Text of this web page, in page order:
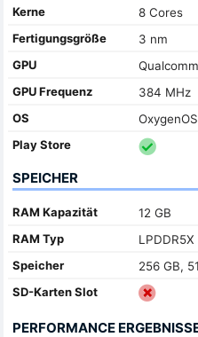
Kerne
8 Cores
Fertigungsgröße
3 nm
GPU
GPU Frequenz
384 MHz
OS
Play Store
SPEICHER
RAM Kapazität
12 GB
RAM Typ
LPDDR5X
Speicher
256 GB,
SD-Karten Slot
PERFORMANCE